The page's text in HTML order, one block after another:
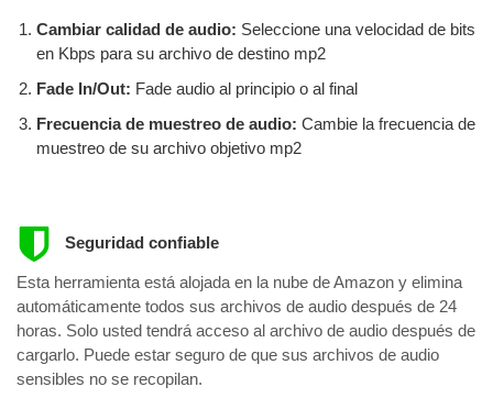
Cambiar calidad de audio: Seleccione una velocidad de bits
en Kbps para su archivo de destino mp2
Fade In/Out: Fade audio al principio o al final
Frecuencia de muestreo de audio: Cambie la frecuencia de
muestreo de su archivo objetivo mp2
Seguridad confiable
Esta herramienta está alojada en la nube de Amazon y elimina
automáticamente todos sus archivos de audio después de 24
horas. Solo usted tendrá acceso al archivo de audio después de
cargarlo. Puede estar seguro de que sus archivos de audio
sensibles no se recopilan.